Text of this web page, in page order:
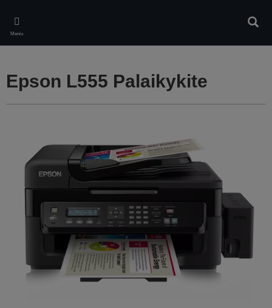
main
content
Meniu
Epson L555 Palaikykite